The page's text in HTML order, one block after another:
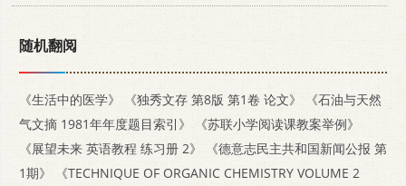
随机翻阅
《生活中的医学》 《独秀文存 第8版 第1卷 论文》
《石油与天然
气文摘 1981年年度题目索引》
《苏联小学阅读课教案举例》
《展望未来 英语教程 练习册 2》
《德意志民主共和国新闻公报 第
1期》
《TECHNIQUE OF ORGANIC CHEMISTRY VOLUME 2